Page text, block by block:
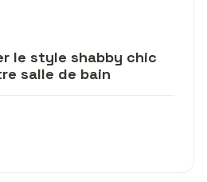
le style shabby chic
salle de bain